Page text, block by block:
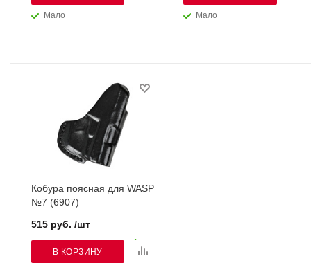
Мало Мало
Кобура поясная для WASP
№7 (6907)
515 руб. /шт
В КОРЗИНУ